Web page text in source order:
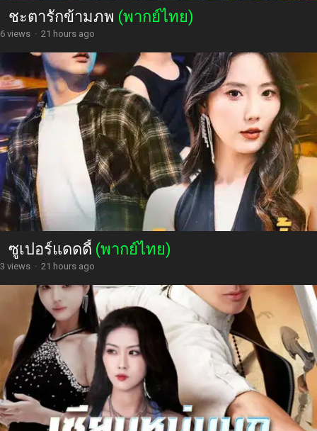
ชะตารักข้ามภพ (พากย์ไทย)
6 views · 21 hours ago
ซูเปอร์แดดดี้ (พากย์ไทย)
3 views · 21 hours ago